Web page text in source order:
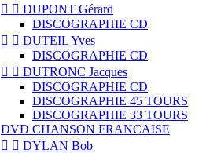
  DUPONT Gérard
DISCOGRAPHIE CD
  DUTEIL Yves
DISCOGRAPHIE CD
  DUTRONC Jacques
DISCOGRAPHIE CD
DISCOGRAPHIE 45 TOURS
DISCOGRAPHIE 33 TOURS
DVD CHANSON FRANCAISE
  DYLAN Bob